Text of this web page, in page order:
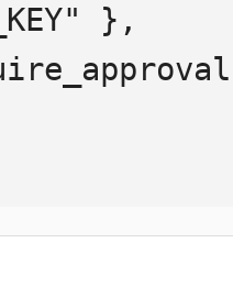
},